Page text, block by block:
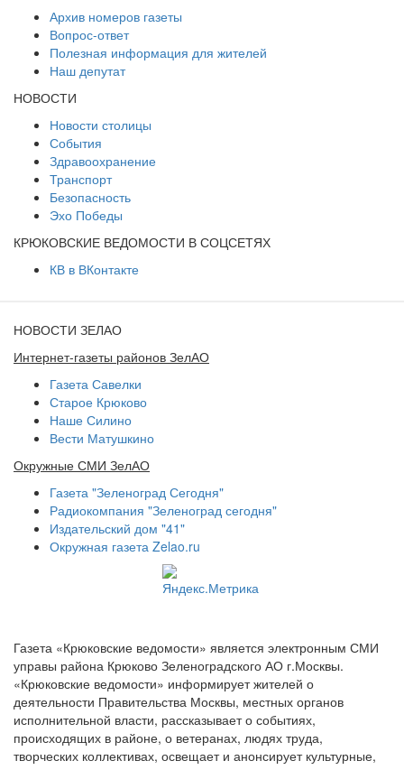
Архив номеров газеты
Вопрос-ответ
Полезная информация для жителей
Наш депутат
НОВОСТИ
Новости столицы
События
Здравоохранение
Транспорт
Безопасность
Эхо Победы
КРЮКОВСКИЕ ВЕДОМОСТИ В СОЦСЕТЯХ
КВ в ВКонтакте
НОВОСТИ ЗЕЛАО
Интернет-газеты районов ЗелАО
Газета Савелки
Старое Крюково
Наше Силино
Вести Матушкино
Окружные СМИ ЗелАО
Газета "Зеленоград Сегодня"
Радиокомпания "Зеленоград сегодня"
Издательский дом "41"
Окружная газета Zelao.ru
Газета «Крюковские ведомости» является электронным СМИ
управы района Крюково Зеленоградского АО г.Москвы.
«Крюковские ведомости» информирует жителей о
деятельности Правительства Москвы, местных органов
исполнительной власти, рассказывает о событиях,
происходящих в районе, о ветеранах, людях труда,
творческих коллективах, освещает и анонсирует культурные,